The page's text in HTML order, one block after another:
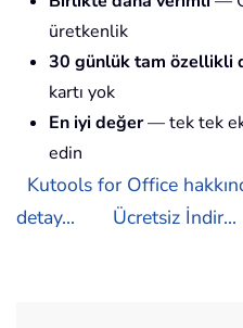
üretkenlik
30 günlük tam özellikli
kartı yok
En iyi değer— tek tek
edin
Kutools for Office
detay...
Ücretsiz İndir...